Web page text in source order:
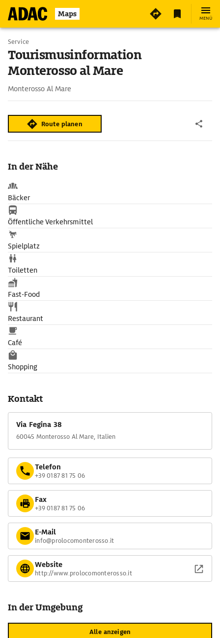
Maps MENÜ
Service
Tourismusinformation
Monterosso al Mare
Monterosso Al Mare
Route planen
In der Nähe
Bäcker
Öffentliche Verkehrsmittel
Spielplatz
Toiletten
Fast-Food
Restaurant
Café
Shopping
Kontakt
Via Fegina 38
60045 Monterosso Al Mare, Italien
Telefon
+39 0187 81 75 06
Fax
+39 0187 81 75 06
E-Mail
info@prolocomonterosso.it
Website
http://www.prolocomonterosso.it
In der Umgebung
Alle anzeigen